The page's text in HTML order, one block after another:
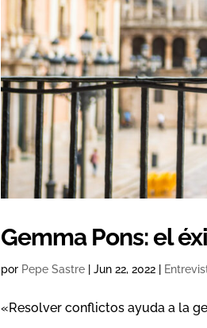
Gemma Pons: el
por Pepe Sastre |Jun 22, 2022
«Resolver conflictos ayuda a la